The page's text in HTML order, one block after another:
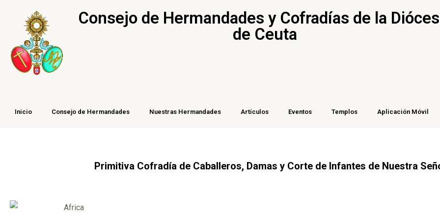
contenido
Consejo de Hermandades y Cofradías de la
de Ceuta
Inicio Consejo de Hermandades Nuestras Hermandades Artículos Eventos Templos Aplicación Móvil
Primitiva Cofradía de Caballeros, Damas y Corte de Infantes de Nuestra